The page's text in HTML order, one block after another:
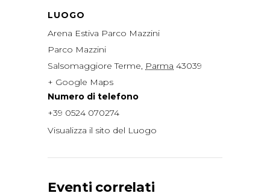
LUOGO
Arena Estiva Parco Mazzini
Parco Mazzini
Salsomaggiore Terme, Parma 43039
+ Google Maps
Numero di telefono
+39 0524 070274
Visualizza il sito del Luogo
Eventi correlati